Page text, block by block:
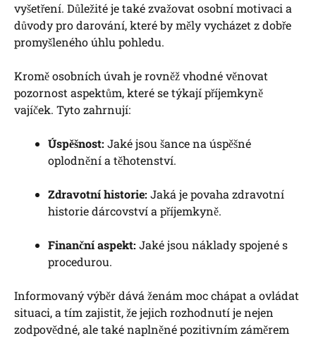
vyšetření. Důležité je také zvažovat⁤ osobní motivaci a
důvody pro darování, které by⁣ měly vycházet z ⁢dobře
promyšleného úhlu pohledu.
Kromě‍ osobních úvah je rovněž vhodné‌ věnovat
pozornost aspektům,‍ které se týkají ⁤příjemkyně
vajíček. Tyto​ zahrnují:
Úspěšnost: Jaké ⁣jsou šance na ‌úspěšné
oplodnění ⁣a těhotenství.
Zdravotní historie: Jaká je povaha zdravotní
‍historie dárcovství a příjemkyně.
Finanční aspekt: Jaké jsou náklady spojené‌ s
procedurou.
Informovaný výběr dává ženám moc⁣ chápat a ovládat‍
situaci, a tím zajistit, že jejich rozhodnutí⁢ je nejen
⁢zodpovědné, ale také naplněné ‍pozitivním záměrem